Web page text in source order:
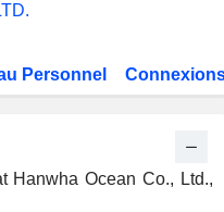
Personnel
Hanwha Ocean Co., Ltd.,